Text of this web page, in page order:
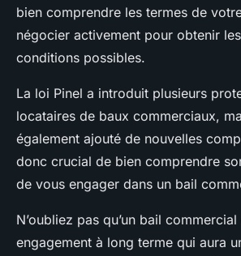
bien comprendre les termes de
négocier activement pour obtenir
conditions possibles.
La loi Pinel a introduit plusieurs
locataires de baux commerciaux,
également ajouté de nouvelles
donc crucial de bien comprendre
de vous engager dans un bail
N’oubliez pas qu’un bail
engagement à long terme qui aura